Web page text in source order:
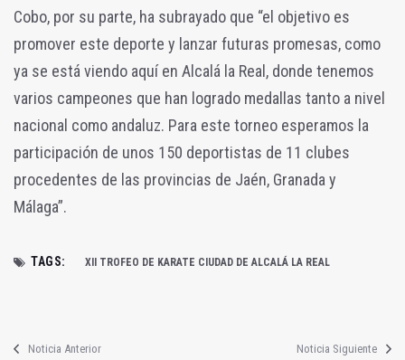
Cobo, por su parte, ha subrayado que “el objetivo es
promover este deporte y lanzar futuras promesas, como
ya se está viendo aquí en Alcalá la Real, donde tenemos
varios campeones que han logrado medallas tanto a nivel
nacional como andaluz. Para este torneo esperamos la
participación de unos 150 deportistas de 11 clubes
procedentes de las provincias de Jaén, Granada y
Málaga”.
TAGS: XII TROFEO DE KARATE CIUDAD DE ALCALÁ LA REAL
Noticia Anterior Noticia Siguiente